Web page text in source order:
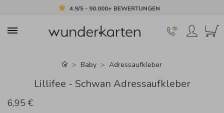
4.9/5 - 90.000+ BEWERTUNGEN
Baby Adressaufkleber
Lillifee - Schwan Adressaufkleber
6,95 €